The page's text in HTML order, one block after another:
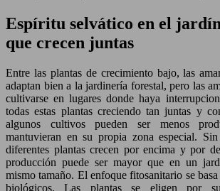
Espíritu selvático en el
que crecen juntas
Entre las plantas de crecimiento bajo, las
adaptan bien a la jardinería forestal, pero las
cultivarse en lugares donde haya
todas estas plantas creciendo tan juntas y
algunos cultivos pueden ser menos
mantuvieran en su propia zona especial.
diferentes plantas crecen por encima y por
producción puede ser mayor que en un
mismo tamaño. El enfoque fitosanitario se
biológicos. Las plantas se eligen por